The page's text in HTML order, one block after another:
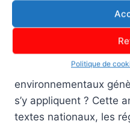
Politique de
Identifier les
applicables à
La première étape est
quelles activités
environnementaux
s’y appliquent ? Cette
textes nationaux, les